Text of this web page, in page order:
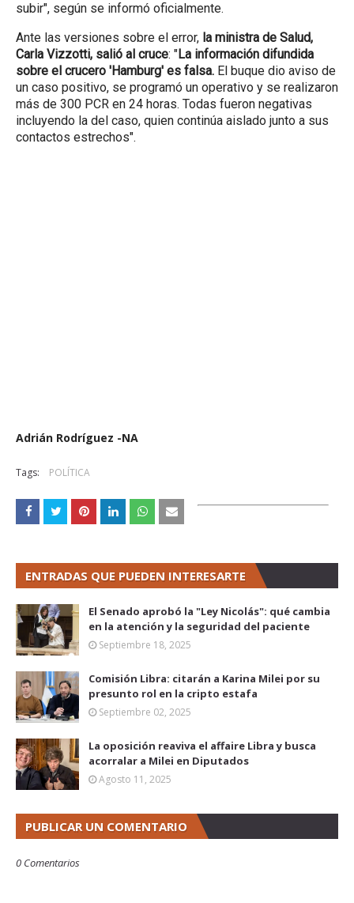
subir", según se informó oficialmente.
Ante las versiones sobre el error, la ministra de Salud,
Carla Vizzotti, salió al cruce: "La información difundida
sobre el crucero 'Hamburg' es falsa. El buque dio aviso de
un caso positivo, se programó un operativo y se realizaron
más de 300 PCR en 24 horas. Todas fueron negativas
incluyendo la del caso, quien continúa aislado junto a sus
contactos estrechos".
Adrián Rodríguez -NA
Tags: POLÍTICA
ENTRADAS QUE PUEDEN INTERESARTE
El Senado aprobó la "Ley Nicolás": qué cambia
en la atención y la seguridad del paciente
Septiembre 18, 2025
Comisión Libra: citarán a Karina Milei por su
presunto rol en la cripto estafa
Septiembre 02, 2025
La oposición reaviva el affaire Libra y busca
acorralar a Milei en Diputados
Agosto 11, 2025
PUBLICAR UN COMENTARIO
0 Comentarios